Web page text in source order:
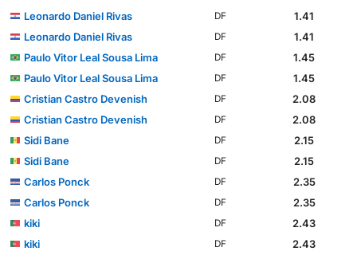
Leonardo Daniel Rivas
DF
1.41
Leonardo Daniel Rivas
DF
1.41
Paulo Vitor Leal Sousa Lima
DF
1.45
Paulo Vitor Leal Sousa Lima
DF
1.45
Cristian Castro Devenish
DF
2.08
Cristian Castro Devenish
DF
2.08
Sidi Bane
DF
2.15
Sidi Bane
DF
2.15
Carlos Ponck
DF
2.35
Carlos Ponck
DF
2.35
kiki
DF
2.43
kiki
DF
2.43